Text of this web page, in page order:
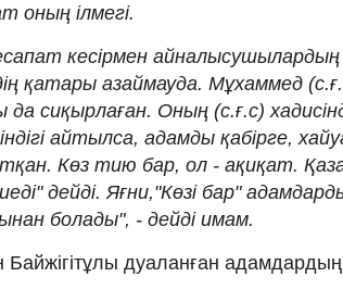
оның ілмегі.
кесірмен
қатары азаймауда. Мұхаммед
сиқырлаған. Оның (с.ғ.с)
айтылса, адамды қабірге,
Көз тию бар, ол - ақиқат.
дейді. Яғни,"Көзі бар"
болады", - дейді имам.
дуаланған адамдардың